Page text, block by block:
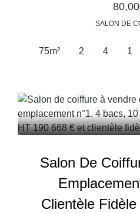
SALON DE
75m² 2 4 1
Salon De
Clientèle